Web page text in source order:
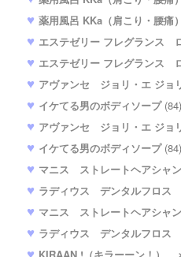
薬用風呂 KKa（肩こり・腰痛）
エステゼリー フレグランス
エステゼリー フレグランス
アヴァンセ ジョリ・エ ジョ
イケてる男のボディソープ(84)
アヴァンセ ジョリ・エ ジョ
イケてる男のボディソープ(84)
マニス ストレートヘアシャ
ラディウス デンタルフロ
マニス ストレートヘアシャ
ラディウス デンタルフロ